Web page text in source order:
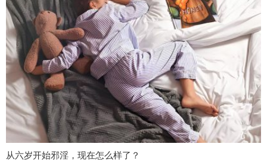
从六岁开始邪淫，现在怎么样了？